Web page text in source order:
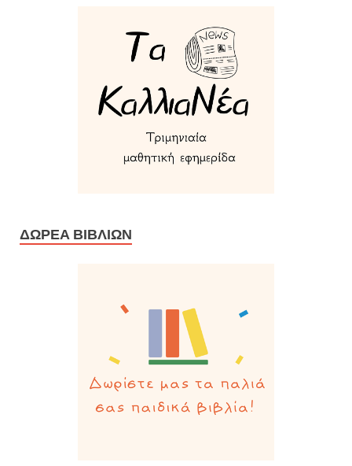
ΔΩΡΕΆ ΒΙΒΛΊΩΝ